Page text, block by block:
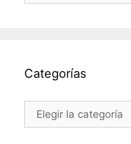
Categorías
Categorías